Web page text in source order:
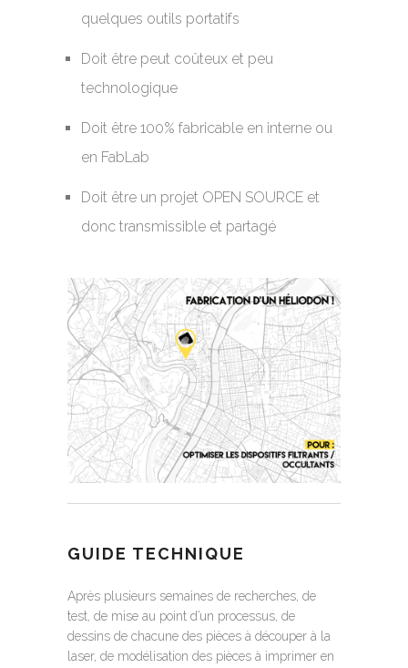
quelques outils portatifs
Doit être peut coûteux et peu
technologique
Doit être 100% fabricable en interne ou
en FabLab
Doit être un projet OPEN SOURCE et
donc transmissible et partagé
GUIDE TECHNIQUE
Après plusieurs semaines de recherches, de
test, de mise au point d’un processus, de
dessins de chacune des pièces à découper à la
laser, de modélisation des pièces à imprimer en